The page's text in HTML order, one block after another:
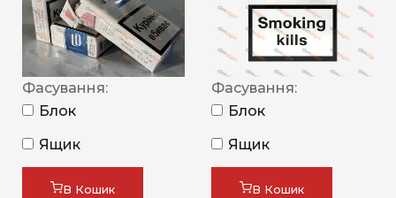
Фасування:
Блок
Ящик
В Кошик
Фасування:
Блок
Ящик
В Кошик